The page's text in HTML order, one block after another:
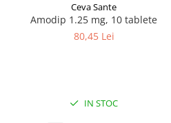
Ceva Sante
Amodip 1.25 mg, 10 tablete
80,45 Lei
IN STOC